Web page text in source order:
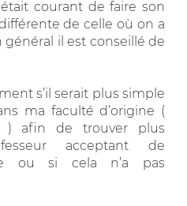
courant de faire son
de celle où on a
il est conseillé de
s’il serait plus simple
ma faculté d’origine (
) afin de trouver plus
acceptant de
ou si cela n’a pas